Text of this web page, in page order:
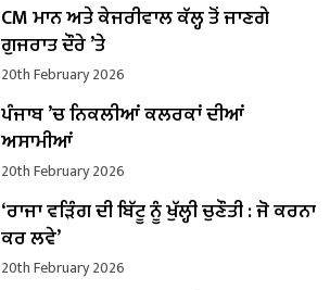
CM ਮਾਨ ਅਤੇ ਕੇਜਰੀਵਾਲ ਕੱਲ੍ਹ ਤੋਂ ਜਾਣਗੇ
ਗੁਜਰਾਤ ਦੌਰੇ ’ਤੇ
20th February 2026
ਪੰਜਾਬ ’ਚ ਨਿਕਲੀਆਂ ਕਲਰਕਾਂ ਦੀਆਂ
ਅਸਾਮੀਆਂ
20th February 2026
‘ਰਾਜਾ ਵੜਿੰਗ ਦੀ ਬਿੱਟੂ ਨੂੰ ਖੁੱਲ੍ਹੀ ਚੁਣੌਤੀ : ਜੋ ਕਰਨਾ
ਕਰ ਲਵੇ’
20th February 2026